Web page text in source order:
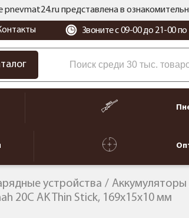
pnevmat24.ru представлена в
Звоните с 09-00 до 21-00
устройства
Аккумуляторы
20C AK Thin Stick, 169x15x10 мм